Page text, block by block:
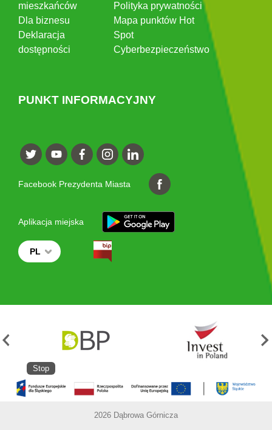
mieszkańców
Dla biznesu
Deklaracja
dostępności
Polityka prywatności
Mapa punktów Hot
Spot
Cyberbezpieczeństwo
PUNKT INFORMACYJNY
Facebook Prezydenta Miasta
Aplikacja miejska
PL
Stop
2026 Dąbrowa Górnicza